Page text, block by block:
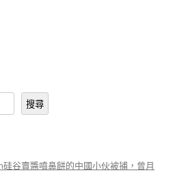
搜尋
谷賣醬噴鼻餅的中國小伙被捕，曾月